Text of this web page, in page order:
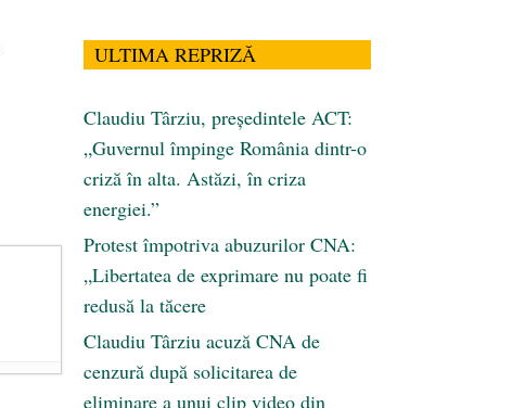
ULTIMA REPRIZĂ
Claudiu Târziu, președintele ACT:
„Guvernul împinge România dintr-o
criză în alta. Astăzi, în criza
energiei.”
Protest împotriva abuzurilor CNA:
„Libertatea de exprimare nu poate fi
redusă la tăcere
Claudiu Târziu acuză CNA de
cenzură după solicitarea de
eliminare a unui clip video din